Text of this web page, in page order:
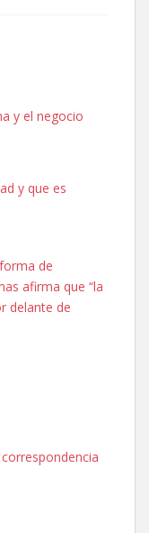
tiene miedo a la
temas de trabajo
y el negocio
y que es
de
afirma que “la
delante de